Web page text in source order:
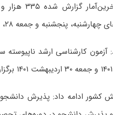
و جمعه ۲۸، ۲۹ و ۳۰ اردیبهشت‌ماه ۱۴۰۱ برگزار می‌شود.